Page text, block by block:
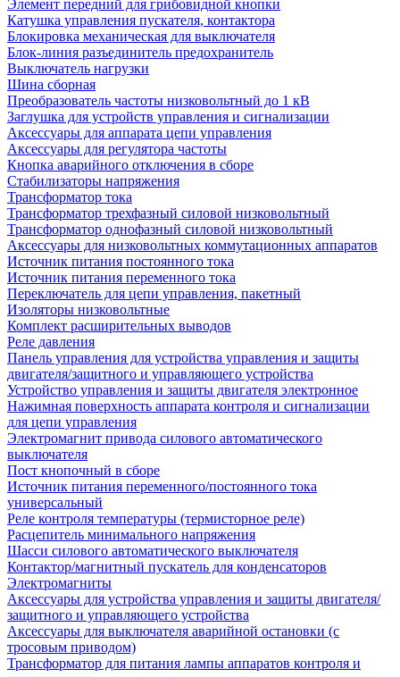
Элемент передний для грибовидной кнопки
Катушка управления пускателя, контактора
Блокировка механическая для выключателя
Блок-линия разъединитель предохранитель
Выключатель нагрузки
Шина сборная
Преобразователь частоты низковольтный до 1 кВ
Заглушка для устройств управления и сигнализации
Аксессуары для аппарата цепи управления
Аксессуары для регулятора частоты
Кнопка аварийного отключения в сборе
Стабилизаторы напряжения
Трансформатор тока
Трансформатор трехфазный силовой низковольтный
Трансформатор однофазный силовой низковольтный
Аксессуары для низковольтных коммутационных аппаратов
Источник питания постоянного тока
Источник питания переменного тока
Переключатель для цепи управления, пакетный
Изоляторы низковольтные
Комплект расширительных выводов
Реле давления
Панель управления для устройства управления и защиты
двигателя/защитного и управляющего устройства
Устройство управления и защиты двигателя электронное
Нажимная поверхность аппарата контроля и сигнализации
для цепи управления
Электромагнит привода силового автоматического
выключателя
Пост кнопочный в сборе
Источник питания переменного/постоянного тока
универсальный
Реле контроля температуры (термисторное реле)
Расцепитель минимального напряжения
Шасси силового автоматического выключателя
Контактор/магнитный пускатель для конденсаторов
Электромагниты
Аксессуары для устройства управления и защиты двигателя/
защитного и управляющего устройства
Аксессуары для выключателя аварийной остановки (с
тросовым приводом)
Трансформатор для питания лампы аппаратов контроля и